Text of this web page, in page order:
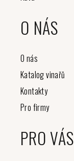
O NÁS
O nás
Katalog vinařů
Kontakty
Pro firmy
PRO VÁS